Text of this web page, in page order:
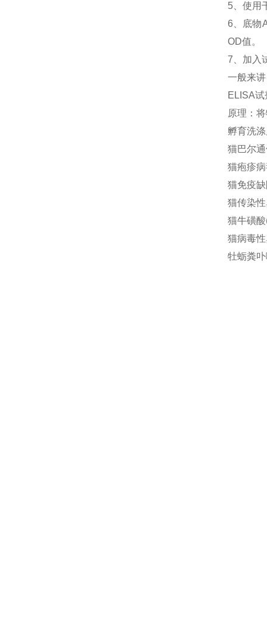
5、 使用
6、
底物
OD值。
7、加入
一般来
ELISA
原理：
孵育洗
猫巴尔
猫疱疹
猫免疫
猫传染
猫牛磺
猫病毒
牡蛎粪